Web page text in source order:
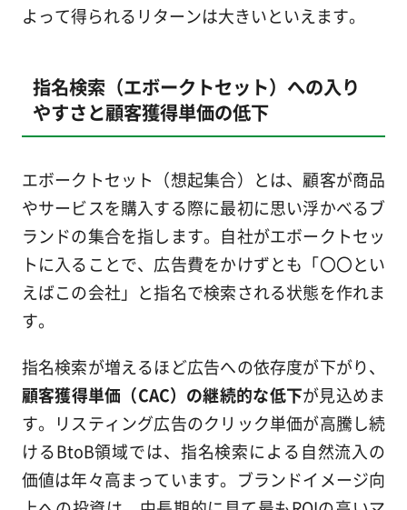
よって得られるリターンは大きいといえます。
指名検索（エボークトセット）への入り
やすさと顧客獲得単価の低下
エボークトセット（想起集合）とは、顧客が商品
やサービスを購入する際に最初に思い浮かべるブ
ランドの集合を指します。自社がエボークトセッ
トに入ることで、広告費をかけずとも「〇〇とい
えばこの会社」と指名で検索される状態を作れま
す。
指名検索が増えるほど広告への依存度が下がり、
顧客獲得単価（CAC）の継続的な低下が見込めま
す。リスティング広告のクリック単価が高騰し続
けるBtoB領域では、指名検索による自然流入の
価値は年々高まっています。ブランドイメージ向